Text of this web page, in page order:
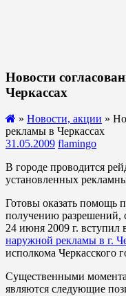
Новости
Черкассах
» Новости, акции »
рекламы в Черкассах
31.05.2009 flamingo
В городе проводится
установленных
Готовы оказать помощь
получению разрешений,
24 июня 2009 г. вступил
наружной рекламы в г.
исполкома Черкасского
Существенными
являются следующие